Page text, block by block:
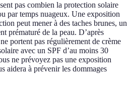
pas combien la protection solaire
par temps nuageux. Une exposition
peut mener à des taches brunes, un
prématuré de la peau. D’après
portent pas régulièrement de crème
avec un SPF d’au moins 30
ne prévoyez pas une exposition
aidera à prévenir les dommages